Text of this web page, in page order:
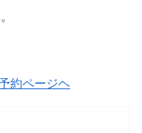
約ページヘ